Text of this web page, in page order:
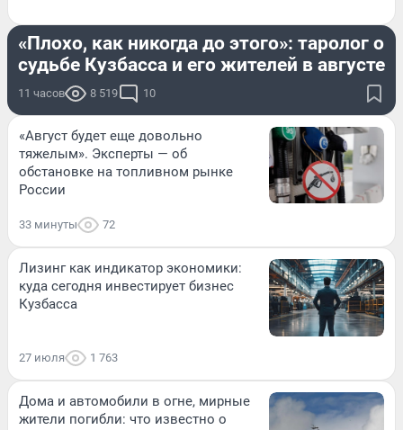
«Плохо, как никогда до этого»: таролог о
судьбе Кузбасса и его жителей в августе
11 часов 8 519 10
«Август будет еще довольно
тяжелым». Эксперты — об
обстановке на топливном рынке
России
33 минуты 72
Лизинг как индикатор экономики:
куда сегодня инвестирует бизнес
Кузбасса
27 июля 1 763
Дома и автомобили в огне, мирные
жители погибли: что известно о